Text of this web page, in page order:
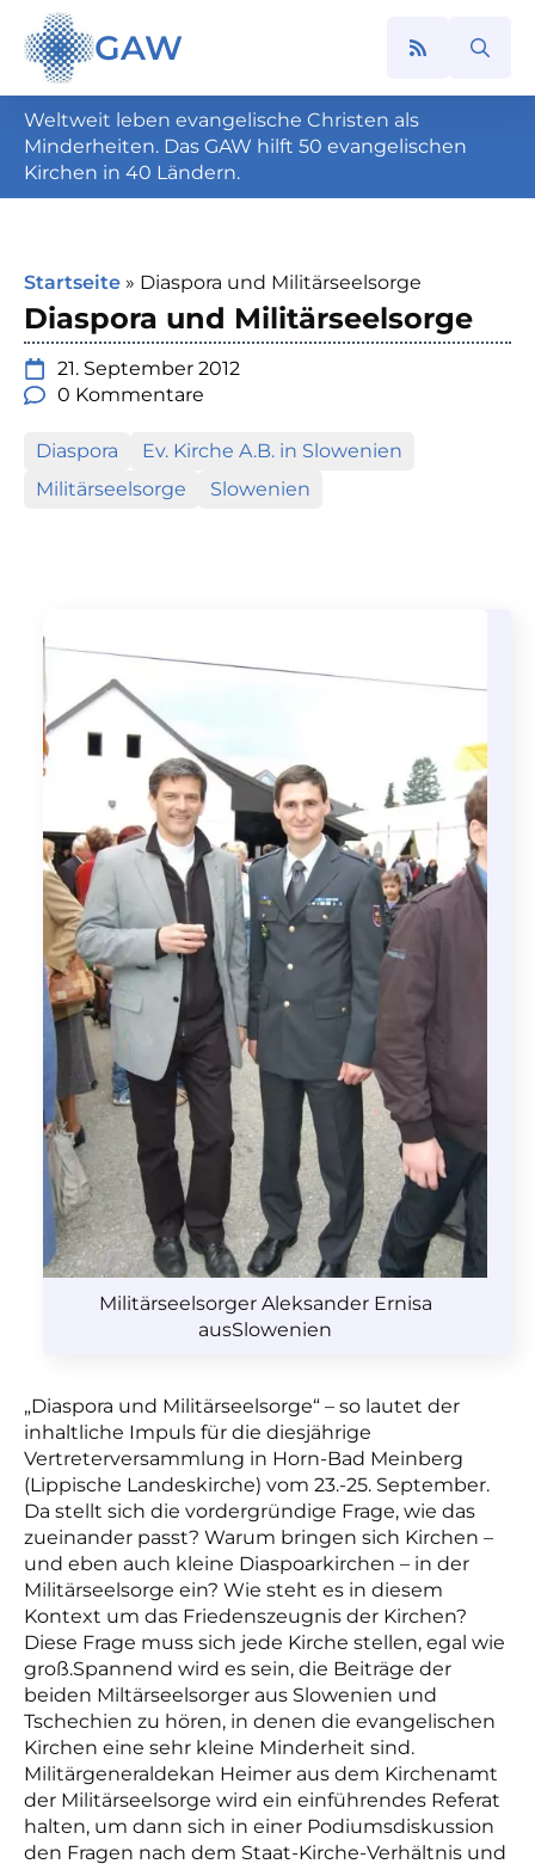
GAW
Search
Weltweit leben evangelische Christen als
Minderheiten. Das GAW hilft 50 evangelischen
Kirchen in 40 Ländern.
Startseite » Diaspora und Militärseelsorge
Diaspora und Militärseelsorge
21. September 2012
0 Kommentare
Diaspora
Ev. Kirche A.B. in Slowenien
Militärseelsorge
Slowenien
Militärseelsorger Aleksander Ernisa
ausSlowenien
„Diaspora und Militärseelsorge“ – so lautet der
inhaltliche Impuls für die diesjährige
Vertreterversammlung in Horn-Bad Meinberg
(Lippische Landeskirche) vom 23.-25. September.
Da stellt sich die vordergründige Frage, wie das
zueinander passt? Warum bringen sich Kirchen –
und eben auch kleine Diaspoarkirchen – in der
Militärseelsorge ein? Wie steht es in diesem
Kontext um das Friedenszeugnis der Kirchen?
Diese Frage muss sich jede Kirche stellen, egal wie
groß.Spannend wird es sein, die Beiträge der
beiden Miltärseelsorger aus Slowenien und
Tschechien zu hören, in denen die evangelischen
Kirchen eine sehr kleine Minderheit sind.
Militärgeneraldekan Heimer aus dem Kirchenamt
der Militärseelsorge wird ein einführendes Referat
halten, um dann sich in einer Podiumsdiskussion
den Fragen nach dem Staat-Kirche-Verhältnis und